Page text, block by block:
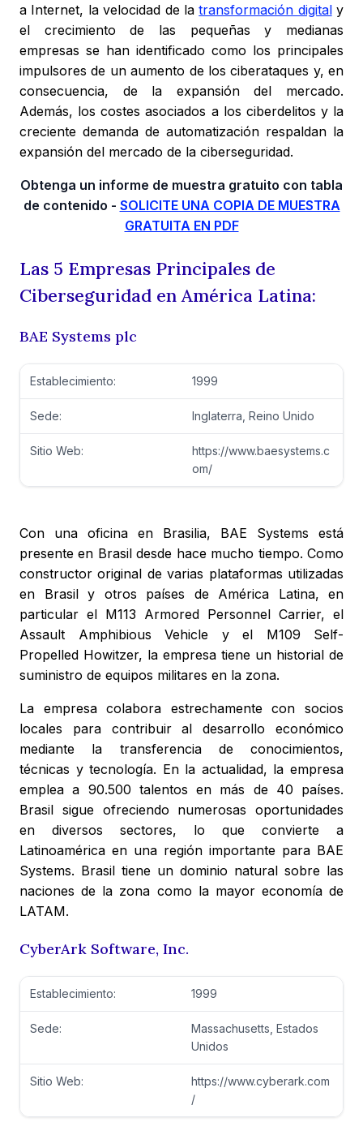
a Internet, la velocidad de latransformación digitaly
el crecimiento de las pequeñas y medianas
empresas se han identificado como los principales
impulsores de un aumento de los ciberataques y, en
consecuencia, de la expansión del mercado.
Además, los costes asociados a los ciberdelitos y la
creciente demanda de automatización respaldan la
expansión del mercado de la ciberseguridad.
Obtenga un informe de muestra gratuito con tabla
de contenido - SOLICITE UNA COPIA DE MUESTRA
GRATUITA EN PDF
Las 5 Empresas Principales de
Ciberseguridad en América Latina:
BAE Systems plc
Establecimiento: 1999
Sede: Inglaterra, Reino Unido
Sitio Web:
https://www.baesystems.c
om/
Con una oficina en Brasilia, BAE Systems está
presente en Brasil desde hace mucho tiempo. Como
constructor original de varias plataformas utilizadas
en Brasil y otros países de América Latina, en
particular el M113 Armored Personnel Carrier, el
Assault Amphibious Vehicle y el M109 Self-
Propelled Howitzer, la empresa tiene un historial de
suministro de equipos militares en la zona.
La empresa colabora estrechamente con socios
locales para contribuir al desarrollo económico
mediante la transferencia de conocimientos,
técnicas y tecnología. En la actualidad, la empresa
emplea a 90.500 talentos en más de 40 países.
Brasil sigue ofreciendo numerosas oportunidades
en diversos sectores, lo que convierte a
Latinoamérica en una región importante para BAE
Systems. Brasil tiene un dominio natural sobre las
naciones de la zona como la mayor economía de
LATAM.
CyberArk Software, Inc.
Establecimiento: 1999
Sede:
Massachusetts, Estados
Unidos
Sitio Web:
https://www.cyberark.com
/